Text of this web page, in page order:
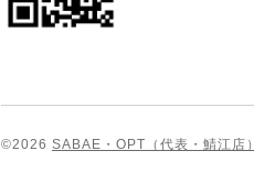
©2026 SABAE・OPT（代表・鯖江店）